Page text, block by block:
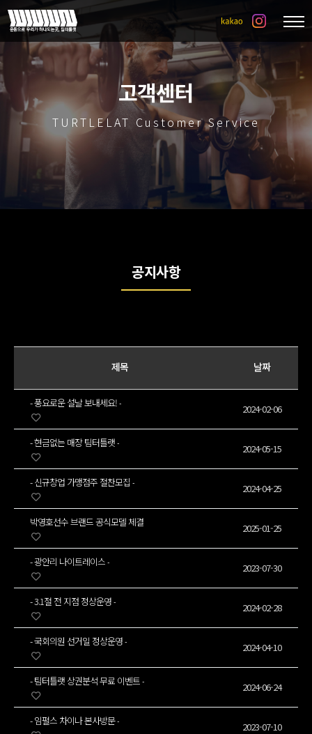
고객센터
TURTLELAT Customer Service
공지사항
제목 날짜
- 풍요로운 설날 보내세요! - 2024-02-06
- 현금없는 매장 팀터틀랫 - 2024-05-15
- 신규창업 가맹점주 절찬모집 - 2024-04-25
박영호선수 브랜드 공식모델 체결 2025-01-25
- 광안리 나이트레이스 - 2023-07-30
- 3.1절 전 지점 정상운영 - 2024-02-28
- 국회의원 선거일 정상운영 - 2024-04-10
- 팀터틀랫 상권분석 무료 이벤트 - 2024-06-24
- 임펄스 차이나 본사방문 - 2023-07-10